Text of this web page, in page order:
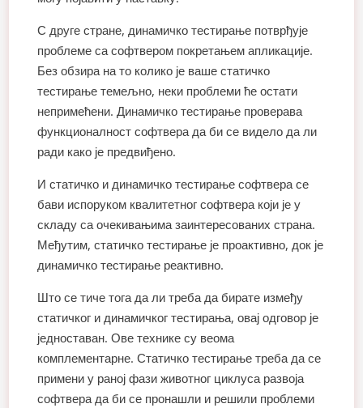
С друге стране, динамичко тестирање потврђује
проблеме са софтвером покретањем апликације.
Без обзира на то колико је ваше статичко
тестирање темељно, неки проблеми ће остати
непримећени. Динамичко тестирање проверава
функционалност софтвера да би се видело да ли
ради како је предвиђено.
И статичко и динамичко тестирање софтвера се
бави испоруком квалитетног софтвера који је у
складу са очекивањима заинтересованих страна.
Међутим, статичко тестирање је проактивно, док је
динамичко тестирање реактивно.
Што се тиче тога да ли треба да бирате између
статичког и динамичког тестирања, овај одговор је
једноставан. Ове технике су веома
комплементарне. Статичко тестирање треба да се
примени у раној фази животног циклуса развоја
софтвера да би се пронашли и решили проблеми